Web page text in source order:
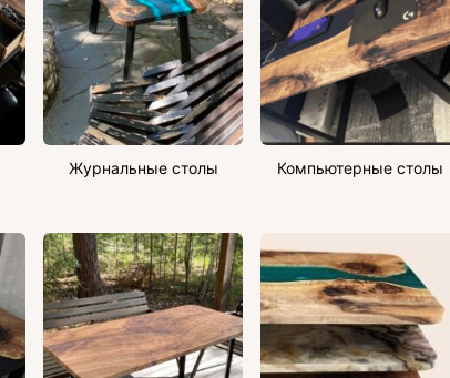
Журнальные столы Компьютерные столы